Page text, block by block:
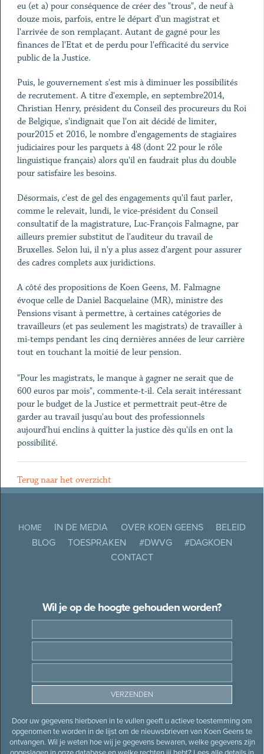
eu (et a) pour conséquence de créer des "trous", de neuf à
douze mois, parfois, entre le départ d'un magistrat et
l'arrivée de son remplaçant. Autant de gagné pour les
finances de l'Etat et de perdu pour l'efficacité du service
public de la Justice.
Puis, le gouvernement s'est mis à diminuer les possibilités
de recrutement. A titre d'exemple, en septembre2014,
Christian Henry, président du Conseil des procureurs du Roi
de Belgique, s'indignait que l'on ait décidé de limiter,
pour2015 et 2016, le nombre d'engagements de stagiaires
judiciaires pour les parquets à 48 (dont 22 pour le rôle
linguistique français) alors qu'il en faudrait plus du double
pour satisfaire les besoins.
Désormais, c'est de gel des engagements qu'il faut parler,
comme le relevait, lundi, le vice-président du Conseil
consultatif de la magistrature, Luc-François Falmagne, par
ailleurs premier substitut de l'auditeur du travail de
Bruxelles. Selon lui, il n'y a plus assez d'argent pour assurer
des cadres complets aux juridictions.
A côté des propositions de Koen Geens, M. Falmagne
évoque celle de Daniel Bacquelaine (MR), ministre des
Pensions visant à permettre, à certaines catégories de
travailleurs (et pas seulement les magistrats) de travailler à
mi-temps pendant les cinq dernières années de leur carrière
tout en touchant la moitié de leur pension.
"Pour les magistrats, le manque à gagner ne serait que de
600 euros par mois", commente-t-il. Cela serait intéressant
pour le budget de la Justice et permettrait peut-être de
garder au travail jusqu'au bout des professionnels
aujourd'hui enclins à quitter la justice dès qu'ils en ont la
possibilité.
Terug naar het overzicht
HOME IN DE MEDIA OVER KOEN GEENS
BELEID
BLOG
TOESPRAKEN #DWVG
#DAGKOEN
CONTACT
Wil je op de hoogte gehouden worden?
Door uw gegevens hierboven in te vullen geeft u actieve toestemming om
opgenomen te worden in de lijst om de nieuwsbrieven van Koen Geens te
ontvangen. Wil je weten hoe wij je gegevens bewaren, welke gegevens zijn